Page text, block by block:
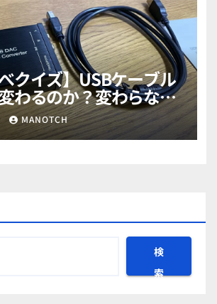
クイズ】USBケーブル
わるのか？変わらない
ノイズ ブラインドABテ
後に結果発表のリンク
MANOTCH
検
索